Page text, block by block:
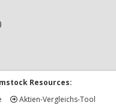
Resources:
Aktien-Vergleichs-Tool